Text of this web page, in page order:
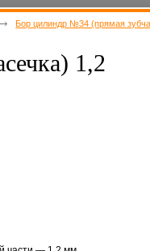
Бор цилиндр №34 (прямая
1,2